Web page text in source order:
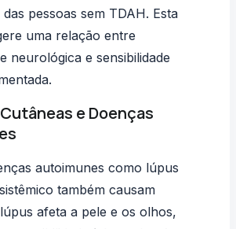
pessoas sem TDAH. Esta
uma relação entre
neurológica e sensibilidade
e Doenças
autoimunes como lúpus
também causam
afeta a pele e os olhos,